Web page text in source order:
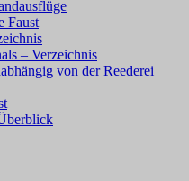
Faust
– Verzeichnis
von der Reederei